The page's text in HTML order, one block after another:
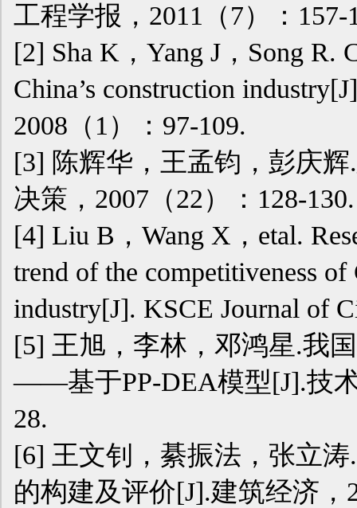
工程学报，2011（7）：157-
[2] Sha K，Yang J，Song R.
China’s construction
2008（1）：97-109.
[3] 陈辉华，王孟钧，彭庆
决策，2007（22）：128-130.
[4] Liu B，Wang X，etal.
trend of the competitiveness
industry[J]. KSCE Journal of
[5] 王旭，李林，邓鸿星.我
——基于PP-DEA模型[J].技
28.
[6] 王文钊，綦振法，张立
的构建及评价[J].建筑经济，